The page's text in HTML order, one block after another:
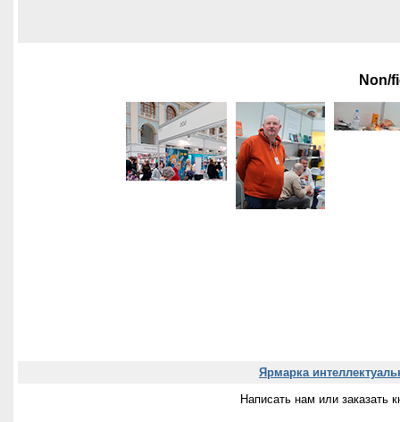
Non/
Ярмарка
Написать нам или заказать